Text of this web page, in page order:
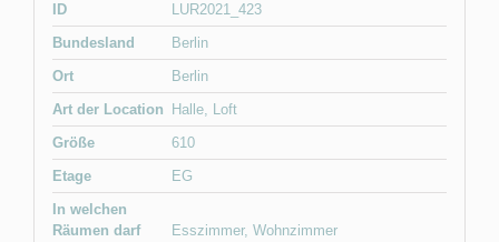
ID
LUR2021_423
Bundesland
Berlin
Ort
Berlin
Art der Location
Halle, Loft
Größe
610
Etage
EG
In welchen
Räumen darf
Esszimmer, Wohnzimmer